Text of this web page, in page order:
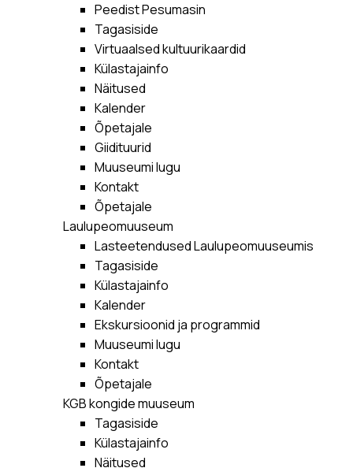
Peedist Pesumasin
Tagasiside
Virtuaalsed kultuurikaardid
Külastajainfo
Näitused
Kalender
Õpetajale
Giidituurid
Muuseumi lugu
Kontakt
Õpetajale
Laulupeomuuseum
Lasteetendused Laulupeomuuseumis
Tagasiside
Külastajainfo
Kalender
Ekskursioonid ja programmid
Muuseumi lugu
Kontakt
Õpetajale
KGB kongide muuseum
Tagasiside
Külastajainfo
Näitused